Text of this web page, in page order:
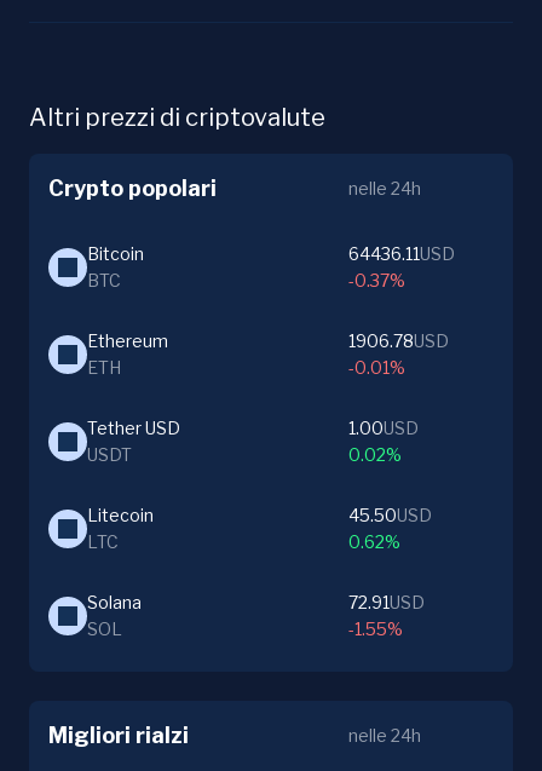
Altri prezzi di criptovalute
Crypto popolari nelle 24h
Bitcoin
BTC
64436.11USD
-0.37%
Ethereum
ETH
1906.78USD
-0.01%
Tether USD
USDT
1.00USD
0.02%
Litecoin
LTC
45.50USD
0.62%
Solana
SOL
72.91USD
-1.55%
Migliori rialzi nelle 24h